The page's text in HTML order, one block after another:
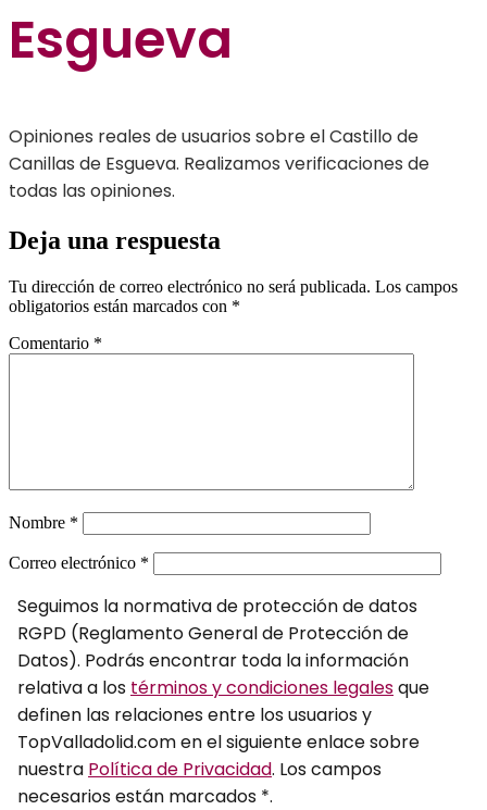
Esgueva
Opiniones reales de usuarios sobre el Castillo de
Canillas de Esgueva. Realizamos verificaciones de
todas las opiniones.
Deja una respuesta
Tu dirección de correo electrónico no será publicada. Los campos
obligatorios están marcados con *
Comentario *
Nombre *
Correo electrónico *
Seguimos la normativa de protección de datos
RGPD (Reglamento General de Protección de
Datos). Podrás encontrar toda la información
relativa a los términos y condiciones legalesque
definen las relaciones entre los usuarios y
TopValladolid.com en el siguiente enlace sobre
nuestra Política de Privacidad. Los campos
necesarios están marcados *.